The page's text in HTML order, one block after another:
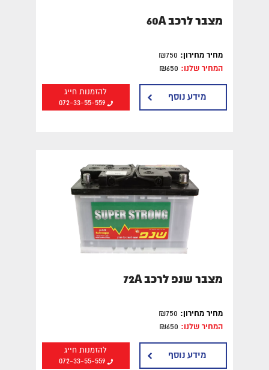
מצבר לרכב 60A
מחיר מחירון:
המחיר שלנו:
להזמנות חייג
072-33-55-559
מידע נוסף
מצבר שנפ לרכב 72A
מחיר מחירון:
המחיר שלנו:
להזמנות חייג
072-33-55-559
מידע נוסף